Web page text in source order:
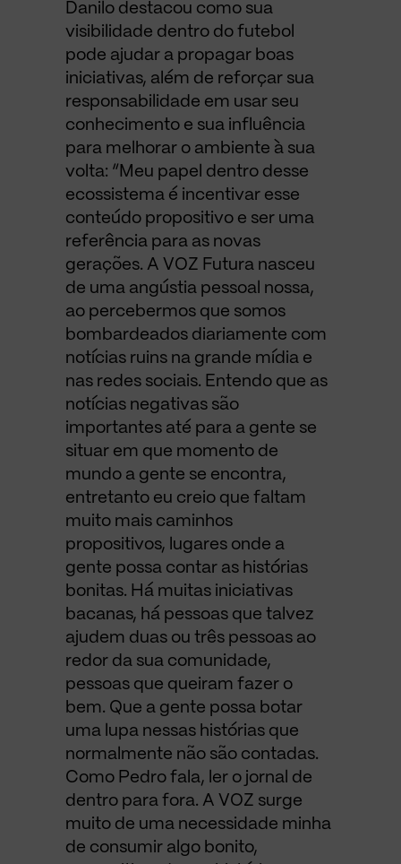
Danilo destacou como sua
visibilidade dentro do futebol
pode ajudar a propagar boas
iniciativas, além de reforçar sua
responsabilidade em usar seu
conhecimento e sua influência
para melhorar o ambiente à sua
volta: “Meu papel dentro desse
ecossistema é incentivar esse
conteúdo propositivo e ser uma
referência para as novas
gerações. A VOZ Futura nasceu
de uma angústia pessoal nossa,
ao percebermos que somos
bombardeados diariamente com
notícias ruins na grande mídia e
nas redes sociais. Entendo que as
notícias negativas são
importantes até para a gente se
situar em que momento de
mundo a gente se encontra,
entretanto eu creio que faltam
muito mais caminhos
propositivos, lugares onde a
gente possa contar as histórias
bonitas. Há muitas iniciativas
bacanas, há pessoas que talvez
ajudem duas ou três pessoas ao
redor da sua comunidade,
pessoas que queiram fazer o
bem. Que a gente possa botar
uma lupa nessas histórias que
normalmente não são contadas.
Como Pedro fala, ler o jornal de
dentro para fora. A VOZ surge
muito de uma necessidade minha
de consumir algo bonito,